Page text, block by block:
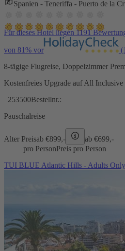
Spanien - Teneriffa - Puerto de la
Für dieses Hotel liegen 1191
von 81% vor
8-tägige Flugreise, Doppelzimmer
Kostenfreies Upgrade auf All
253500Bestellnr.:
Pauschalreise
Alter Preisab €899,- ab €699,-
pro PersonPreis pro Person
TUI BLUE Atlantic Hills - Adults